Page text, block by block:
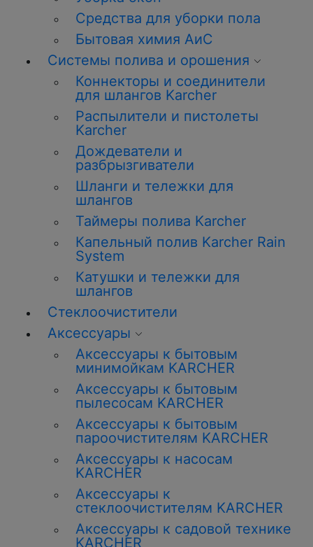
Средства для уборки пола
Бытовая химия АиС
Системы полива и орошения
Коннекторы и соединители
для шлангов Karcher
Распылители и пистолеты
Karcher
Дождеватели и
разбрызгиватели
Шланги и тележки для
шлангов
Таймеры полива Karcher
Капельный полив Karcher Rain
System
Катушки и тележки для
шлангов
Стеклоочистители
Аксессуары
Аксессуары к бытовым
минимойкам KARCHER
Аксессуары к бытовым
пылесосам KARCHER
Аксессуары к бытовым
пароочистителям KARCHER
Аксессуары к насосам
KARCHER
Аксессуары к
стеклоочистителям KARCHER
Аксессуары к садовой технике
KARCHER